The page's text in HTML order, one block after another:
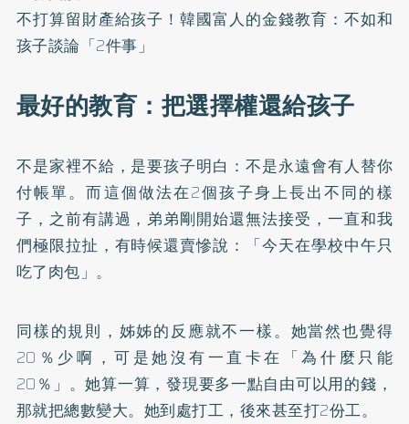
不打算留財產給孩子！韓國富人的金錢教育：不如和
孩子談論「2件事」
最好的教育：把選擇權還給孩子
不是家裡不給，是要孩子明白：不是永遠會有人替你
付帳單。而這個做法在2個孩子身上長出不同的樣
子，之前有講過，弟弟剛開始還無法接受，一直和我
們極限拉扯，有時候還賣慘說：「今天在學校中午只
吃了肉包」。
同樣的規則，姊姊的反應就不一樣。她當然也覺得
20％少啊，可是她沒有一直卡在「為什麼只能
20％」。她算一算，發現要多一點自由可以用的錢，
那就把總數變大。她到處打工，後來甚至打2份工。